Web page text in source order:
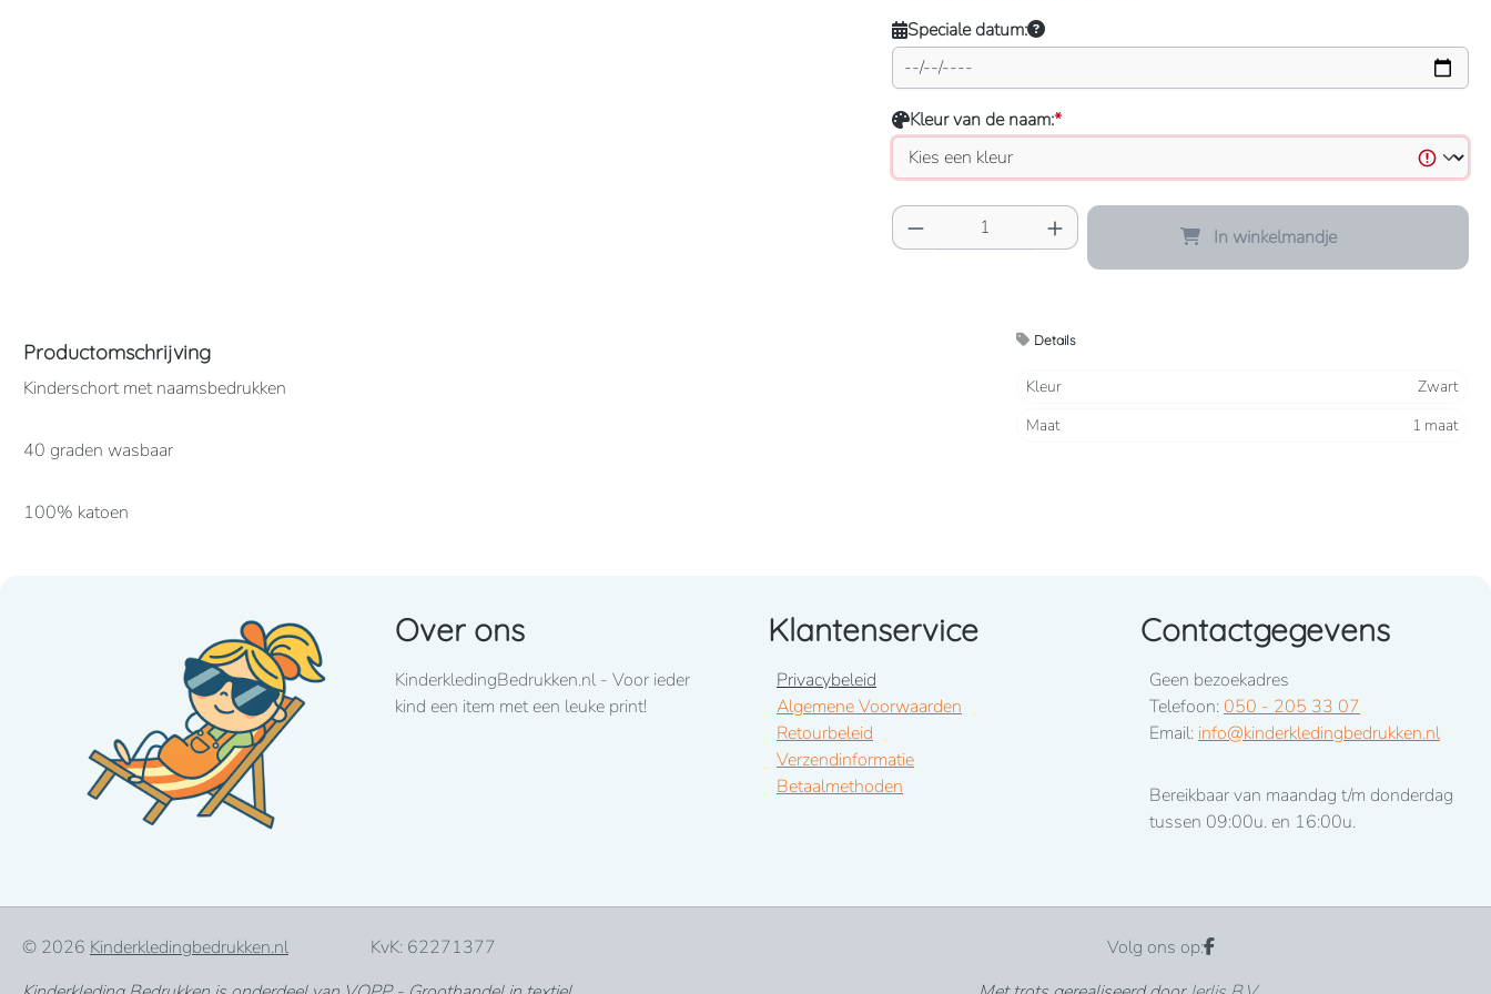
Speciale datum:
Kleur van de naam:*
Producthoeveelheid: Voer de gewenste
In winkelmandje
Productomschrijving
Kinderschort met naamsbedrukken
40 graden wasbaar
100% katoen
Details
Kleur
Zwart
Maat
1 maat
Over ons
KinderkledingBedrukken.nl - Voor ieder
kind een item met een leuke print!
Klantenservice
Privacybeleid
Algemene Voorwaarden
Retourbeleid
Verzendinformatie
Betaalmethoden
Contactgegevens
Geen bezoekadres
Telefoon: 050 - 205 33 07
Email: info@kinderkledingbedrukken.nl
Bereikbaar van maandag t/m donderdag
tussen 09:00u. en 16:00u.
© 2026 Kinderkledingbedrukken.nl KvK: 62271377
Volg ons op: